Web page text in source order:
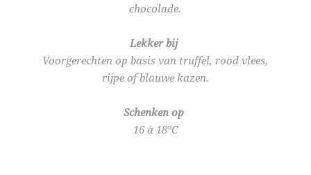
chocolade.
Lekker bij
Voorgerechten op basis van truffel, rood vlees,
rijpe of blauwe kazen.
Schenken op
16 à 18°C